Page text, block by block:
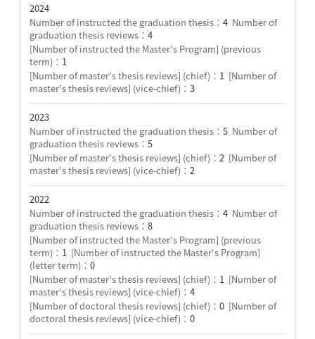
2024
Number of instructed the graduation thesis： 4 Number of
graduation thesis reviews： 4
[Number of instructed the Master's Program] (previous
term)： 1
[Number of master's thesis reviews] (chief)： 1 [Number of
master's thesis reviews] (vice-chief)： 3
2023
Number of instructed the graduation thesis： 5 Number of
graduation thesis reviews： 5
[Number of master's thesis reviews] (chief)： 2 [Number of
master's thesis reviews] (vice-chief)： 2
2022
Number of instructed the graduation thesis： 4 Number of
graduation thesis reviews： 8
[Number of instructed the Master's Program] (previous
term)： 1 [Number of instructed the Master's Program]
(letter term)： 0
[Number of master's thesis reviews] (chief)： 1 [Number of
master's thesis reviews] (vice-chief)： 4
[Number of doctoral thesis reviews] (chief)： 0 [Number of
doctoral thesis reviews] (vice-chief)： 0